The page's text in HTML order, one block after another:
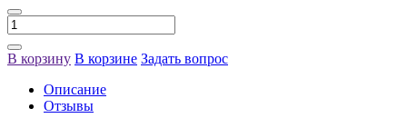
В корзину В корзине Задать вопрос
Описание
Отзывы